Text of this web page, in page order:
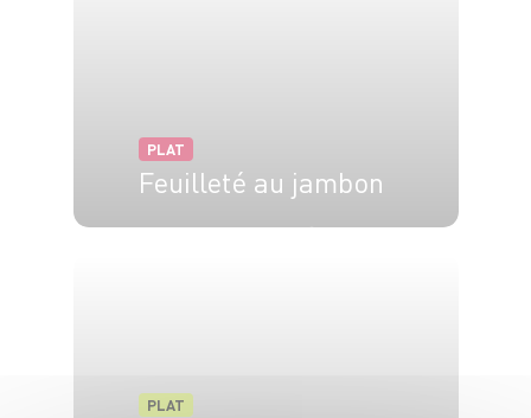
PLAT
Feuilleté au jambon
PLAT